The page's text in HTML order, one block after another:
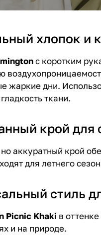
хлопок и
с коротким
жаркие дни.
ткани.
крой для
аккуратный крой
для летнего
стиль
Picnic Khaki в
и на природе.